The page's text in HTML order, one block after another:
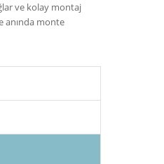
ve kolay montaj
anında monte